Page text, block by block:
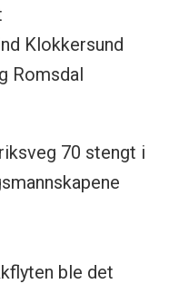
Klokkersund
Romsdal
70 stengt i
ble det